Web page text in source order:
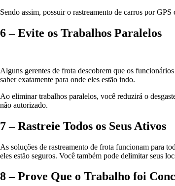
Sendo assim, possuir o rastreamento de carros por
6 – Evite os Trabalhos Paralelos
Alguns gerentes de frota descobrem que os
saber exatamente para onde eles estão indo.
Ao eliminar trabalhos paralelos, você reduzirá o
não autorizado.
7 – Rastreie Todos os Seus Ativos
As soluções de rastreamento de frota funcionam para
eles estão seguros. Você também pode delimitar seus
8 – Prove Que o Trabalho foi